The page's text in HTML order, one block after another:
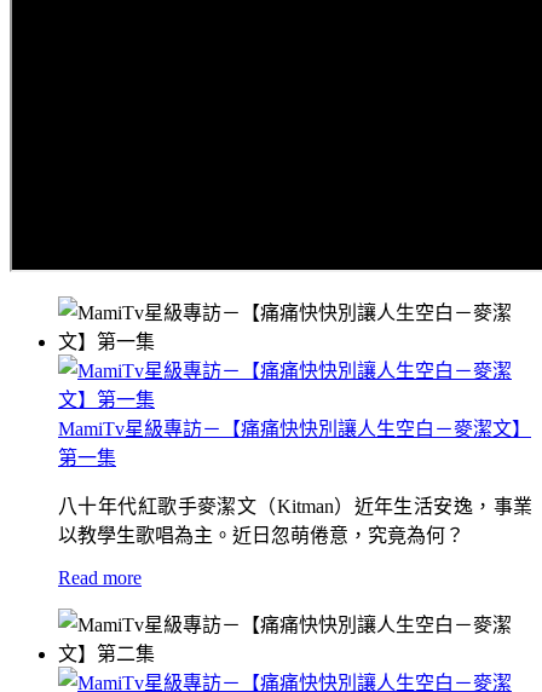
MamiTv星級專訪－【痛痛快快別讓人生空白－麥潔文】
第一集
八十年代紅歌手麥潔文（Kitman）近年生活安逸，事業
以教學生歌唱為主。近日忽萌倦意，究竟為何？
Read more